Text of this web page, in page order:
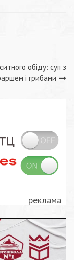
обіду: суп з
і грибами